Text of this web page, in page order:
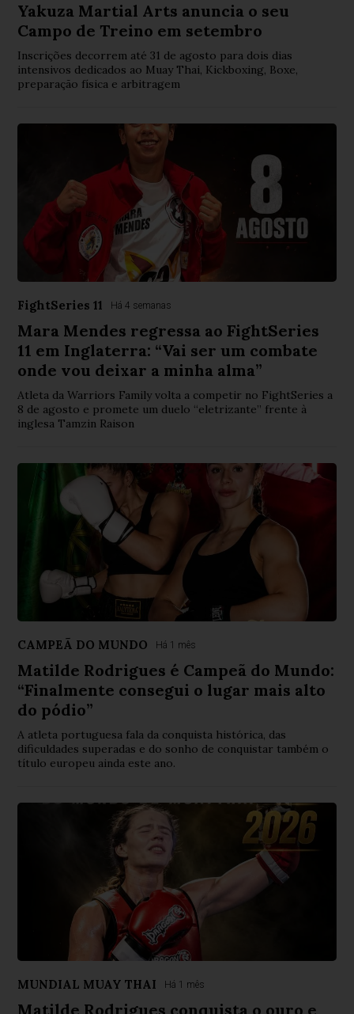
Yakuza Martial Arts anuncia o seu
Campo de Treino em setembro
Inscrições decorrem até 31 de agosto para dois dias
intensivos dedicados ao Muay Thai, Kickboxing, Boxe,
preparação física e arbitragem
FightSeries 11 Há 4 semanas
Mara Mendes regressa ao FightSeries
11 em Inglaterra: “Vai ser um combate
onde vou deixar a minha alma”
Atleta da Warriors Family volta a competir no FightSeries a
8 de agosto e promete um duelo “eletrizante” frente à
inglesa Tamzin Raison
CAMPEÃ DO MUNDO Há 1 mês
Matilde Rodrigues é Campeã do Mundo:
“Finalmente consegui o lugar mais alto
do pódio”
A atleta portuguesa fala da conquista histórica, das
dificuldades superadas e do sonho de conquistar também o
título europeu ainda este ano.
MUNDIAL MUAY THAI Há 1 mês
Matilde Rodrigues conquista o ouro e